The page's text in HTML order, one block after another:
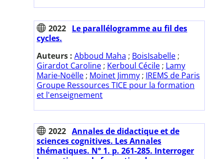
2022 Le parallélogramme au fil des
cycles.
Auteurs : Abboud Maha ; BoisIsabelle ;
Girardot Caroline ; Kerboul Cécile ; Lamy
Marie-Noëlle ; Moinet Jimmy ; IREMS de Paris
Groupe Ressources TICE pour la formation
et l'enseignement
2022 Annales de didactique et de
sciences cognitives. Les Annales
thématiques. N° 1. p. 261-285. Interroger